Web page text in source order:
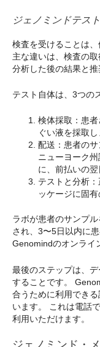
ジェノミンドテス
検査を受けることは、
主な違いは、検査の
分析した後の結果と推
テスト自体は、3つの
検体採取：患
ぐい液を採取し
配送：患者の
ニューヨーク
に、前払いの翌
テストと分析
ッケージに固
ラボが患者のサンプ
され、3〜5日以内に
Genomindのオンライ
最後のステップは、
することです。
合うために利用でき
います。 これは電話
利用いただけます。